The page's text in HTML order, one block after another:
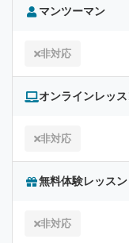
マンツーマン
非対応
オンラインレッ
非対応
無料体験レッスン
非対応